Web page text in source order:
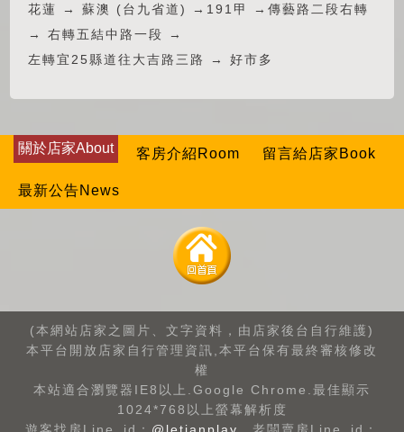
花蓮 → 蘇澳 (台九省道) →191甲 →傳藝路二段右轉
→ 右轉五結中路一段 →
左轉宜25縣道往大吉路三路 → 好市多
關於店家About 客房介紹Room 留言給店家Book
最新公告News
(本網站店家之圖片、文字資料，由店家後台自行維護)
本平台開放店家自行管理資訊,本平台保有最終審核修改
權
本站適合瀏覽器IE8以上.Google Chrome.最佳顯示
1024*768以上螢幕解析度
遊客找房Line_id： @letianplay ，老闆賣房Line_id：